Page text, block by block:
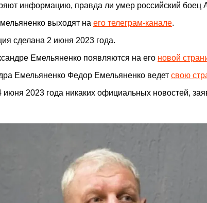
информацию, правда ли умер российский
выходят на его телеграм-канале.
сделана 2 июня 2023 года.
Емельяненко появляются на его новой
Емельяненко Федор Емельяненко ведет свою
2023 года никаких официальных новостей,